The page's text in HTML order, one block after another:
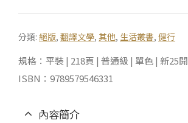
分類: 絕版, 翻譯文學, 其他, 生活叢書, 健行
規格：平裝 | 218頁 | 普通級 | 單色 | 新25開
ISBN：9789579546331
內容簡介